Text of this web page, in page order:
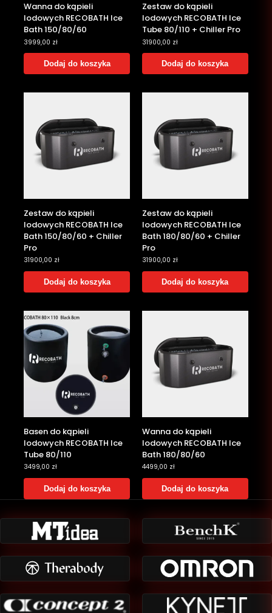
Wanna do kąpieli
lodowych RECOBATH Ice
Bath 150/80/60
3999,00 zł
Dodaj do koszyka
Zestaw do kąpieli
lodowych RECOBATH Ice
Tube 80/110 + Chiller Pro
31900,00 zł
Dodaj do koszyka
Zestaw do kąpieli
lodowych RECOBATH Ice
Bath 150/80/60 + Chiller
Pro
31900,00 zł
Dodaj do koszyka
Zestaw do kąpieli
lodowych RECOBATH Ice
Bath 180/80/60 + Chiller
Pro
31900,00 zł
Dodaj do koszyka
Basen do kąpieli
lodowych RECOBATH Ice
Tube 80/110
3499,00 zł
Dodaj do koszyka
Wanna do kąpieli
lodowych RECOBATH Ice
Bath 180/80/60
4499,00 zł
Dodaj do koszyka